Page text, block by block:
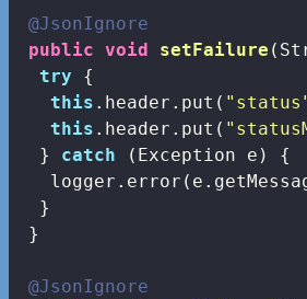
@JsonIgnore
public void setFailure
try {
this .header.put(
this .header.put(
  }
catch (Exception e) {
  }
}
@JsonIgnore